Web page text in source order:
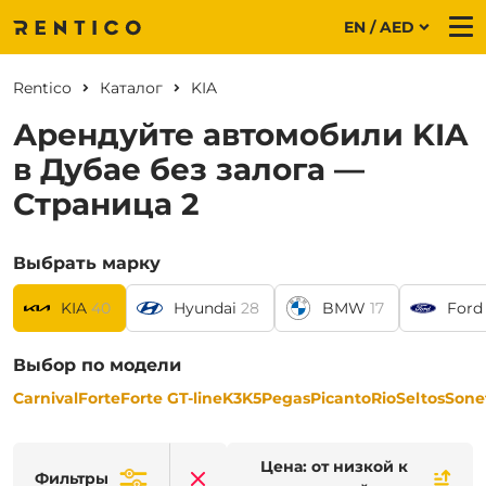
EN / AED
Арендуйте автомобили KIA
в Дубае без залога —
Страница 2
Rentico Каталог KIA
Выбрать марку
KIA 40 Hyundai 28 BMW 17 Ford
Выбор по модели
CarnivalForteForte GT-lineK3K5PegasPicantoRioSeltos
Фильтры
Цена: от низкой к